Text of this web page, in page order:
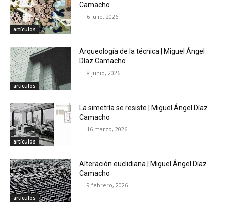
artículos
Camacho
6 julio, 2026
artículos
Arqueología de la técnica | Miguel Ángel
Díaz Camacho
8 junio, 2026
artículos
La simetría se resiste | Miguel Ángel Díaz
Camacho
16 marzo, 2026
artículos
Alteración euclidiana | Miguel Ángel Díaz
Camacho
9 febrero, 2026